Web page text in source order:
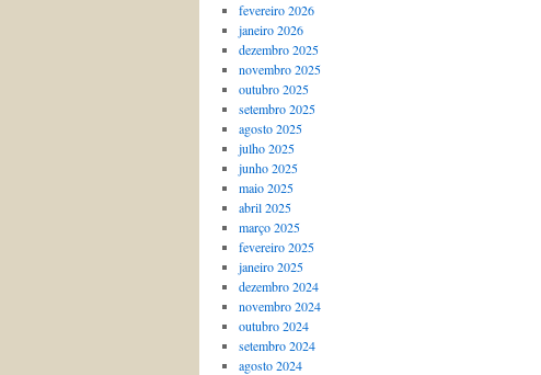
fevereiro 2026
janeiro 2026
dezembro 2025
novembro 2025
outubro 2025
setembro 2025
agosto 2025
julho 2025
junho 2025
maio 2025
abril 2025
março 2025
fevereiro 2025
janeiro 2025
dezembro 2024
novembro 2024
outubro 2024
setembro 2024
agosto 2024